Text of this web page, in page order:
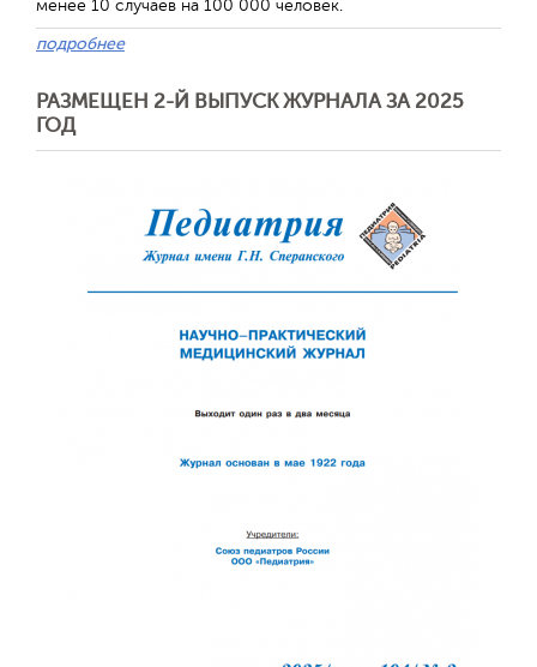
менее 10 случаев на 100 000 человек.
подробнее
РАЗМЕЩЕН 2-Й ВЫПУСК ЖУРНАЛА ЗА 2025
ГОД